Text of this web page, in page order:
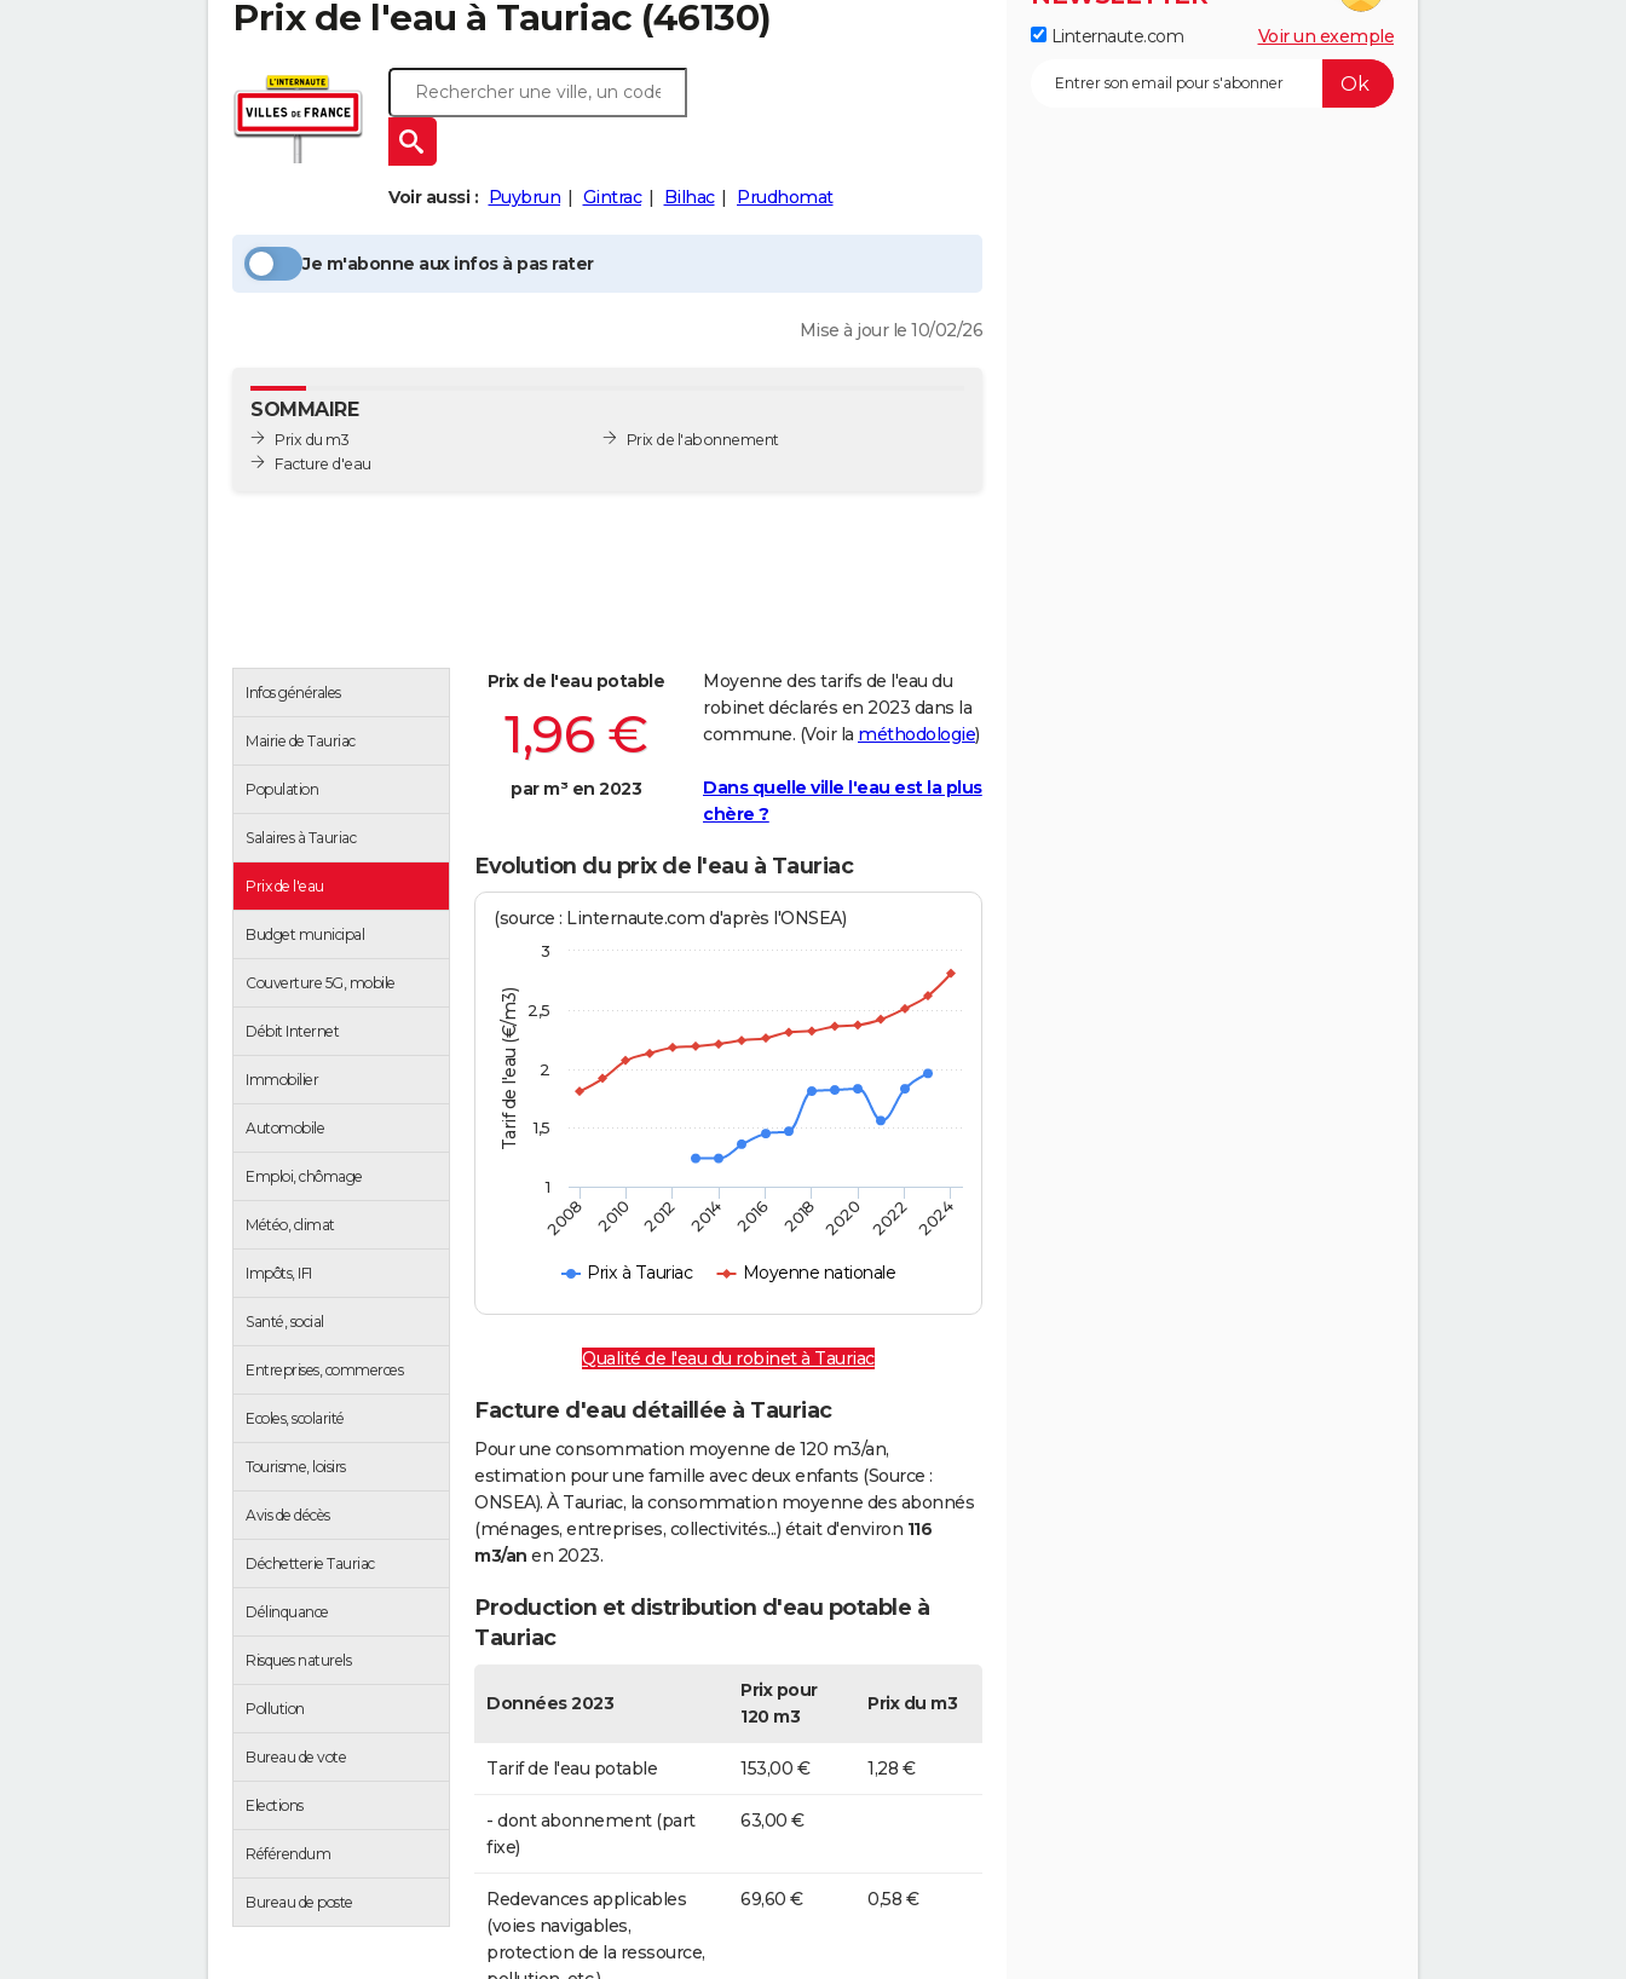
Prix de l'eau à Tauriac (46130)
Voir aussi : Puybrun Gintrac Bilhac Prudhomat
Je m'abonne aux infos à pas rater
Mise à jour le 10/02/26
SOMMAIRE
Prix du m3
Facture d'eau
Prix de l'abonnement
Infos générales
Mairie de Tauriac
Population
Salaires à Tauriac
Prix de l'eau
Budget municipal
Couverture 5G, mobile
Débit Internet
Immobilier
Automobile
Emploi, chômage
Météo, climat
Impôts, IFI
Santé, social
Entreprises, commerces
Ecoles, scolarité
Tourisme, loisirs
Avis de décès
Déchetterie Tauriac
Délinquance
Risques naturels
Pollution
Bureau de vote
Elections
Référendum
Bureau de poste
Prix de l'eau potable
1,96 €
par m³ en 2023
Moyenne des tarifs de l'eau du
robinet déclarés en 2023 dans la
commune. (Voir la méthodologie)
Dans quelle ville l'eau est la plus
chère ?
Evolution du prix de l'eau à Tauriac
Tarif de l'eau (€/m3)
(source : Linternaute.com d'après l'ONSEA)
Prix à Tauriac Moyenne nationale
2008 2010 2012 2014 2016 2018 2020 2022 2024
1
1,5
2
2,5
3
Qualité de l'eau du robinet à Tauriac
Facture d'eau détaillée à Tauriac
Pour une consommation moyenne de 120 m3/an,
estimation pour une famille avec deux enfants (Source :
ONSEA). À Tauriac, la consommation moyenne des abonnés
(ménages, entreprises, collectivités...) était d'environ 116
m3/an en 2023.
Production et distribution d'eau potable à
Tauriac
Données 2023
Prix pour
120 m3
Prix du m3
Tarif de l'eau potable 153,00 € 1,28 €
- dont abonnement (part
fixe)
63,00 €
Redevances applicables
(voies navigables,
protection de la ressource,
69,60 € 0,58 €
Linternaute.com Voir un exemple